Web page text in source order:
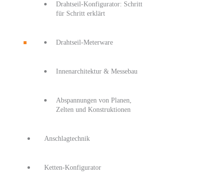
Drahtseil-Konfigurator: Schritt
für Schritt erklärt
Drahtseil-Meterware
Innenarchitektur & Messebau
Abspannungen von Planen,
Zelten und Konstruktionen
Anschlagtechnik
Ketten-Konfigurator